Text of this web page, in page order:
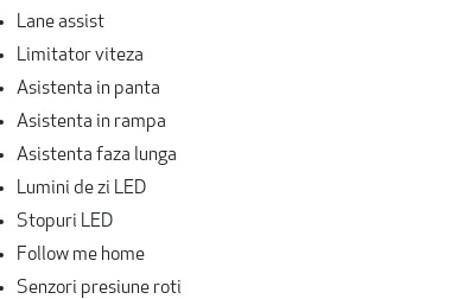
Lane assist
Limitator viteza
Asistenta in panta
Asistenta in rampa
Asistenta faza lunga
Lumini de zi LED
Stopuri LED
Follow me home
Senzori presiune roti